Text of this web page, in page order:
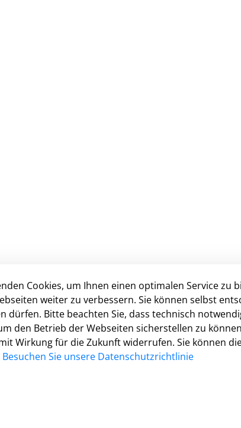
5
Detmold
977 0
977 299
Nicht
Dann
Cookies, um Ihnen einen optimalen Service zu
weiter zu verbessern. Sie können selbst
dürfen. Bitte beachten Sie, dass technisch
den Betrieb der Webseiten sicherstellen zu
Wirkung für die Zukunft widerrufen. Sie können
Besuchen Sie unsere Datenschutzrichtlinie